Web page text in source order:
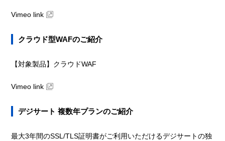
Vimeo link
クラウド型WAFのご紹介
【対象製品】クラウドWAF
Vimeo link
デジサート 複数年プランのご紹介
最大3年間のSSL/TLS証明書がご利用いただけるデジサートの独